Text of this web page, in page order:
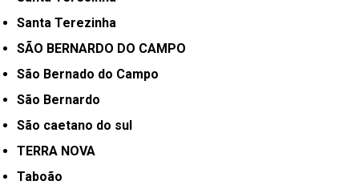
Santa Terezinha
SÃO BERNARDO DO CAMPO
São Bernado do Campo
São Bernardo
São caetano do sul
TERRA NOVA
Taboão